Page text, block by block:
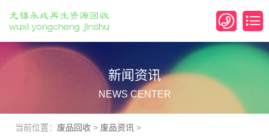
新闻资讯
NEWS CENTER
当前位置： 废品回收 > 废品资讯 >